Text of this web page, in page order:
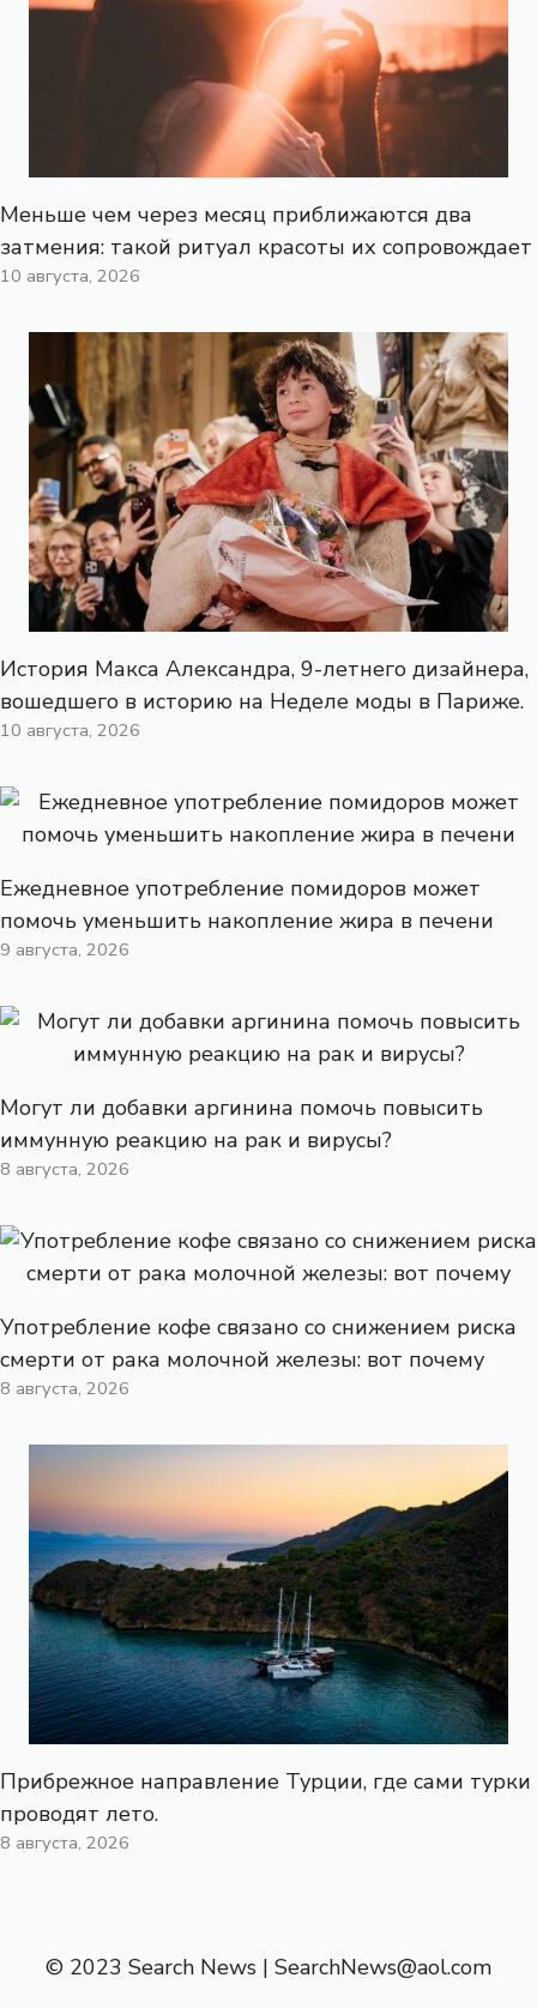
Меньше чем через месяц приближаются два
затмения: такой ритуал красоты их сопровождает
10 августа, 2026
История Макса Александра, 9-летнего дизайнера,
вошедшего в историю на Неделе моды в Париже.
10 августа, 2026
Ежедневное употребление помидоров может
помочь уменьшить накопление жира в печени
9 августа, 2026
Могут ли добавки аргинина помочь повысить
иммунную реакцию на рак и вирусы?
8 августа, 2026
Употребление кофе связано со снижением риска
смерти от рака молочной железы: вот почему
8 августа, 2026
Прибрежное направление Турции, где сами турки
проводят лето.
8 августа, 2026
© 2023 Search News | SearchNews@aol.com